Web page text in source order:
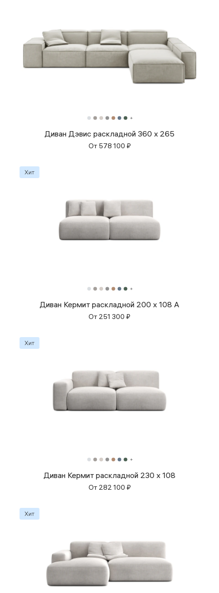
Диван Дэвис раскладной 360 x 265
От 578 100 ₽
Диван Кермит раскладной 200 x 108 A
От 251 300 ₽
Диван Кермит раскладной 230 x 108
От 282 100 ₽